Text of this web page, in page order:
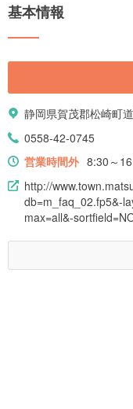
基本情報
静岡県賀茂郡松崎町
0558-42-0745
営業時間外 8:30～
http://
db=m_faq_02.fp5&-
max=all&-